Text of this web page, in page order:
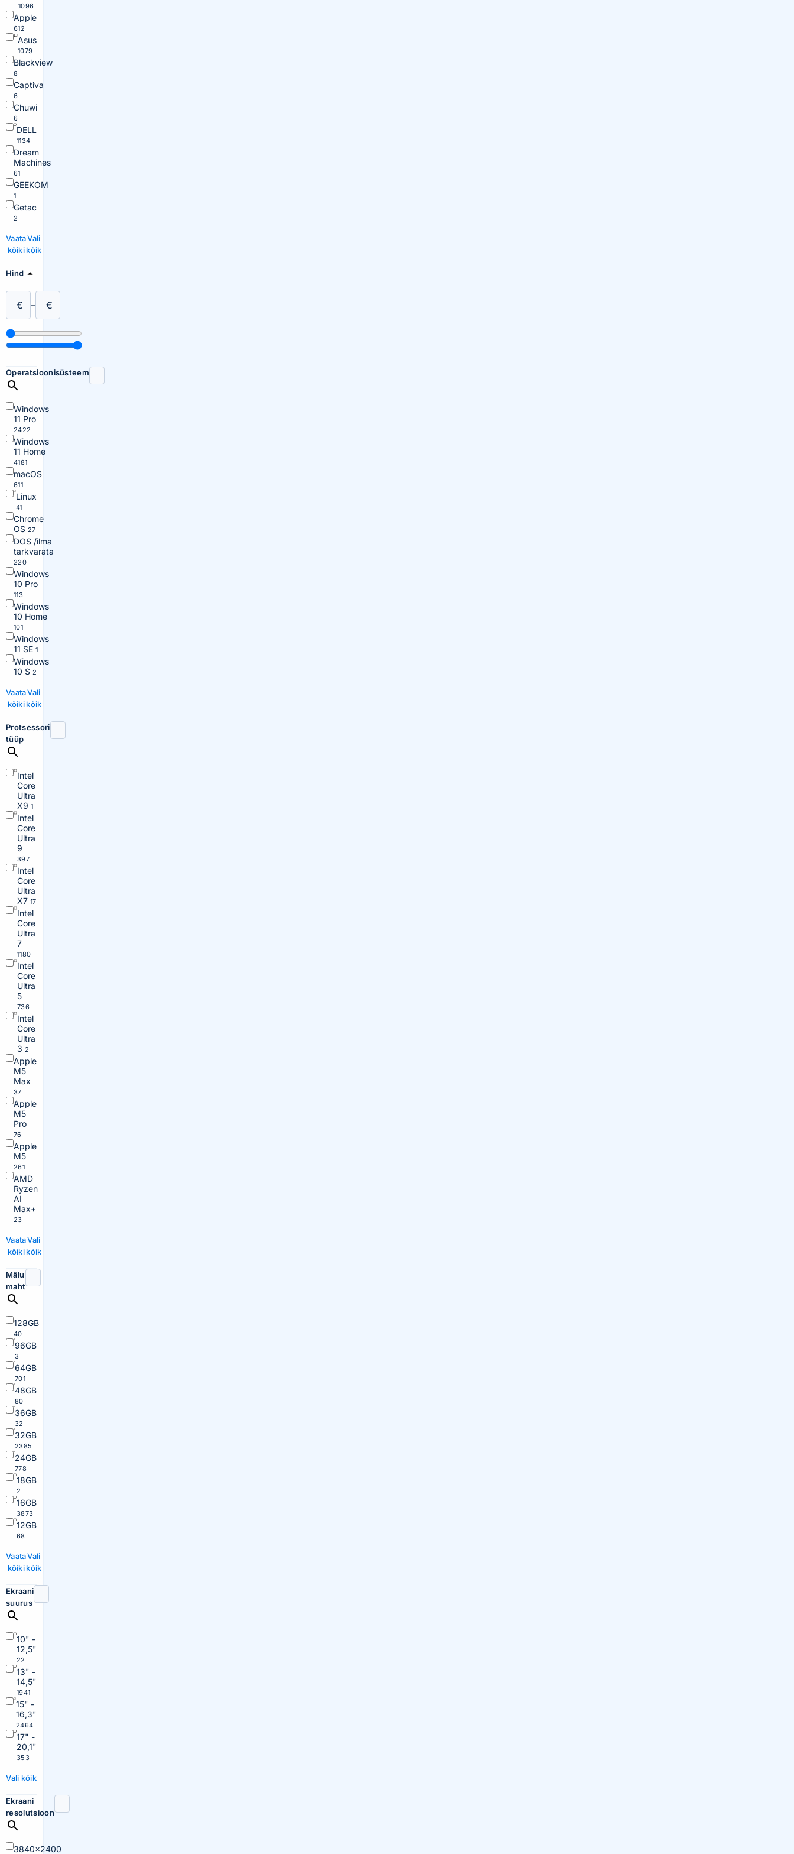
1096
Apple
612
Asus
1079
Blackview
8
Captiva
6
Chuwi
6
DELL
1134
Dream
Machines
61
GEEKOM
1
Getac
2
Vaata
kõiki
Vali
kõik
Hind
€ – €
Operatsioonisüsteem
Windows
11 Pro
2422
Windows
11 Home
4181
macOS
611
Linux
41
Chrome
OS 27
DOS /ilma
tarkvarata
220
Windows
10 Pro
113
Windows
10 Home
101
Windows
11 SE 1
Windows
10 S 2
Vaata
kõiki
Vali
kõik
Protsessori
tüüp
Intel
Core
Ultra
X91
Intel
Core
Ultra
9
397
Intel
Core
Ultra
X7 17
Intel
Core
Ultra
7
1180
Intel
Core
Ultra
5
736
Intel
Core
Ultra
3 2
Apple
M5
Max
37
Apple
M5
Pro
76
Apple
M5
261
AMD
Ryzen
AI
Max+
23
Vaata
kõiki
Vali
kõik
Mälu
maht
128GB
40
96GB
3
64GB
701
48GB
80
36GB
32
32GB
2385
24GB
778
18GB
2
16GB
3873
12GB
68
Vaata
kõiki
Vali
kõik
Ekraani
suurus
10" -
12,5"
22
13" -
14,5"
1941
15" -
16,3"
2464
17" -
20,1"
353
Vali kõik
Ekraani
resolutsioon
3840×2400